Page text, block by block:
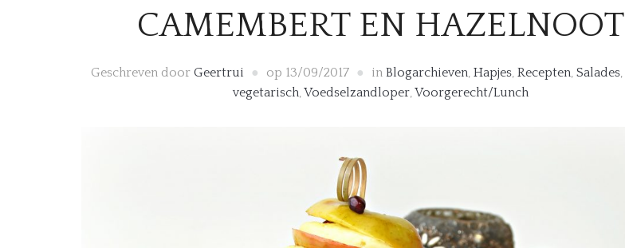
CAMEMBERT EN HAZELNOOT
Geschreven door Geertrui op 13/09/2017 in Blogarchieven, Hapjes, Recepten, Salades,
vegetarisch,Voedselzandloper,Voorgerecht/Lunch